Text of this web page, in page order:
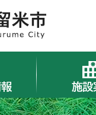
施設